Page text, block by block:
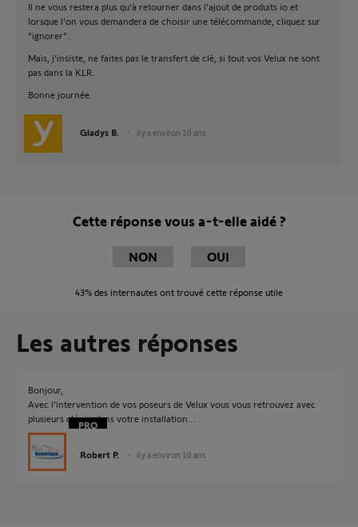
Il ne vous restera plus qu'à retourner dans l'ajout de produits io et
lorsque l'on vous demandera de choisir une télécommande, cliquez sur
"ignorer".
Mais, j'insiste, ne faites pas le transfert de clé, si tout vos Velux ne sont
pas dans la KLR.
Bonne journée.
Gladys B. il y a environ 10 ans
Cette réponse vous a-t-elle aidé ?
NON OUI
43% des internautes ont trouvé cette réponse utile
Les autres réponses
Bonjour,
Avec l'intervention de vos poseurs de Velux vous vous retrouvez avec
plusieurs clés io dans votre installation...
Robert P. il y a environ 10 ans